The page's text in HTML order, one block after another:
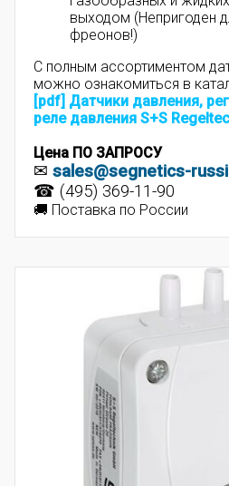
выходом (Непригоден
фреонов!)
С полным ассортиментом
можно ознакомиться в
[pdf] Датчики давления,
реле давления S+S
Цена ПО ЗАПРОСУ
✉ sales@segnetics-
☎ (495) 369-11-90
🚚 Поставка по России